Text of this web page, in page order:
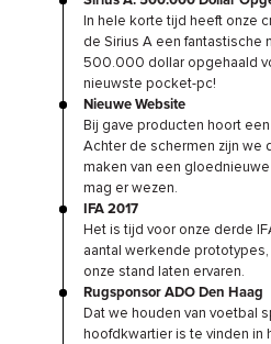
In hele korte tijd heeft onze
de Sirius A een fantastische
500.000 dollar opgehaald
nieuwste pocket-pc!
Nieuwe Website
Bij gave producten hoort
Achter de schermen zijn we
maken van een
mag er wezen.
IFA 2017
Het is tijd voor onze derde
aantal werkende
onze stand laten ervaren.
Rugsponsor ADO Den Haag
Dat we houden van voetbal
hoofdkwartier is te vinden in